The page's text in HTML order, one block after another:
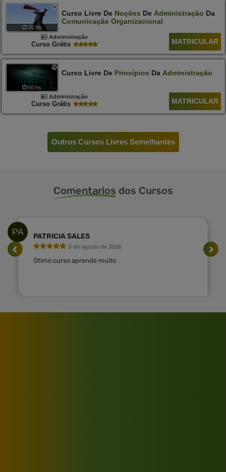
30 hs
Curso Livre De Noções De Administração Da
Comunicação Organizacional
Administração
Curso Grátis MATRICULAR
60 hs
Curso Livre De Princípios Da Administração
Administração
Curso Grátis MATRICULAR
Outros Cursos Livres Semelhantes
Comentarios dos Cursos
PA PATRICIA SALES
3 de agosto de 2026
Ótimo curso aprende muito